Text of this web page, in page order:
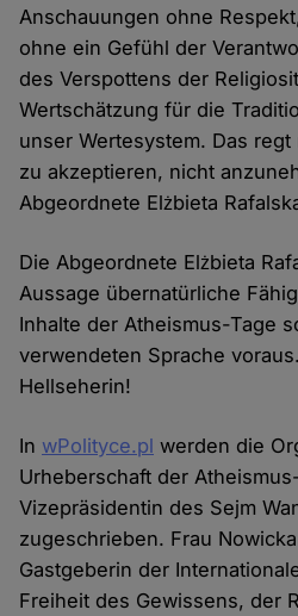
Anschauungen ohne
ohne ein Gefühl der
des Verspottens der
Wertschätzung für die
unser Wertesystem. Das
zu akzeptieren, nicht
Abgeordnete Elżbieta
Die Abgeordnete Elżbieta
Aussage übernatürliche
Inhalte der Atheismus-Tage
verwendeten Sprache
Hellseherin!
In wPolityce.pl werden die
Urheberschaft der
Vizepräsidentin des Sejm
zugeschrieben. Frau
Gastgeberin der
Freiheit des Gewissens, der